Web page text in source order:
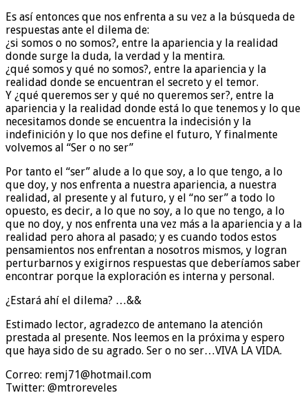
Es así entonces que nos enfrenta a su vez a la búsqueda de
respuestas ante el dilema de:
¿si somos o no somos?, entre la apariencia y la realidad
donde surge la duda, la verdad y la mentira.
¿qué somos y qué no somos?, entre la apariencia y la
realidad donde se encuentran el secreto y el temor.
Y ¿qué queremos ser y qué no queremos ser?, entre la
apariencia y la realidad donde está lo que tenemos y lo que
necesitamos donde se encuentra la indecisión y la
indefinición y lo que nos define el futuro, Y finalmente
volvemos al “Ser o no ser”
Por tanto el “ser” alude a lo que soy, a lo que tengo, a lo
que doy, y nos enfrenta a nuestra apariencia, a nuestra
realidad, al presente y al futuro, y el “no ser” a todo lo
opuesto, es decir, a lo que no soy, a lo que no tengo, a lo
que no doy, y nos enfrenta una vez más a la apariencia y a la
realidad pero ahora al pasado; y es cuando todos estos
pensamientos nos enfrentan a nosotros mismos, y logran
perturbarnos y exigirnos respuestas que deberíamos saber
encontrar porque la exploración es interna y personal.
¿Estará ahí el dilema? …&&
Estimado lector, agradezco de antemano la atención
prestada al presente. Nos leemos en la próxima y espero
que haya sido de su agrado. Ser o no ser…VIVA LA VIDA.
​​Correo: remj71@hotmail.com
Twitter: @mtroreveles